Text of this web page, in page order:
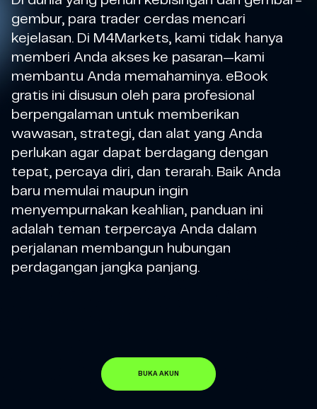
gembur, para trader cerdas mencari
kejelasan. Di M4Markets, kami tidak hanya
memberi Anda akses ke pasaran—kami
membantu Anda memahaminya. eBook
gratis ini disusun oleh para profesional
berpengalaman untuk memberikan
wawasan, strategi, dan alat yang Anda
perlukan agar dapat berdagang dengan
tepat, percaya diri, dan terarah. Baik Anda
baru memulai maupun ingin
menyempurnakan keahlian, panduan ini
adalah teman terpercaya Anda dalam
perjalanan membangun hubungan
perdagangan jangka panjang.
BUKA AKUN